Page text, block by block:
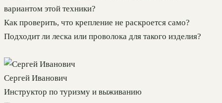
вариантом этой техники?
Как проверить, что крепление не раскроется само?
Подходит ли леска или проволока для такого изделия?
Сергей Иванович
Инструктор по туризму и выживанию